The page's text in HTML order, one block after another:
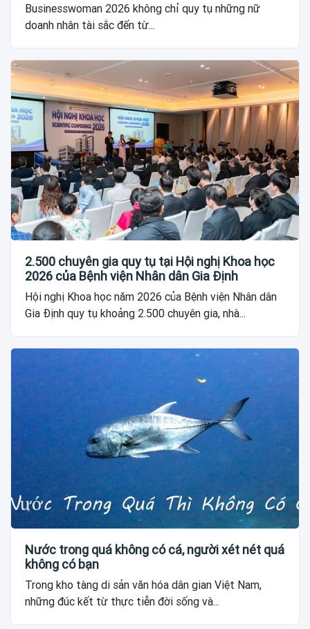
Businesswoman 2026 không chỉ quy tụ những nữ
doanh nhân tài sắc đến từ...
2.500 chuyên gia quy tụ tại Hội nghị Khoa học
2026 của Bệnh viện Nhân dân Gia Định
Hội nghị Khoa học năm 2026 của Bệnh viện Nhân dân
Gia Định quy tụ khoảng 2.500 chuyên gia, nhà...
Nước trong quá không có cá, người xét nét quá
không có bạn
Trong kho tàng di sản văn hóa dân gian Việt Nam,
những đúc kết từ thực tiễn đời sống và...